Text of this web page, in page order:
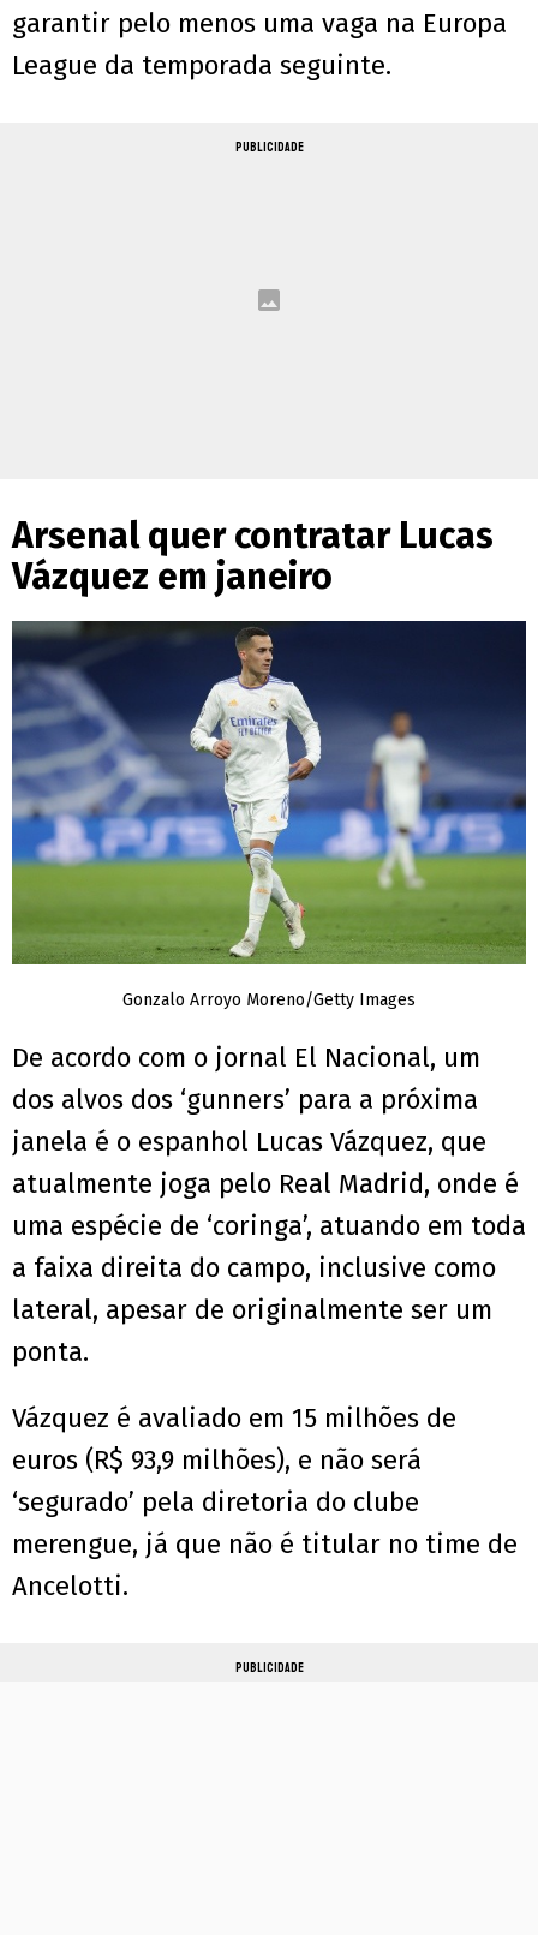
garantir pelo menos uma vaga na Europa
League da temporada seguinte.
PUBLICIDADE
Arsenal quer contratar Lucas
Vázquez em janeiro
Gonzalo Arroyo Moreno/Getty Images
De acordo com o jornal El Nacional, um
dos alvos dos ‘gunners’ para a próxima
janela é o espanhol Lucas Vázquez, que
atualmente joga pelo Real Madrid, onde é
uma espécie de ‘coringa’, atuando em toda
a faixa direita do campo, inclusive como
lateral, apesar de originalmente ser um
ponta.
Vázquez é avaliado em 15 milhões de
euros (R$ 93,9 milhões), e não será
‘segurado’ pela diretoria do clube
merengue, já que não é titular no time de
Ancelotti.
PUBLICIDADE